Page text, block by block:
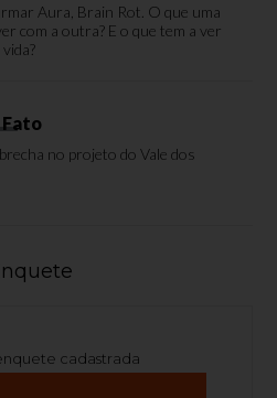
Aura, Brain Rot. O que uma
com a outra? E o que tem a ver
Fato
no projeto do Vale dos
cadastrada